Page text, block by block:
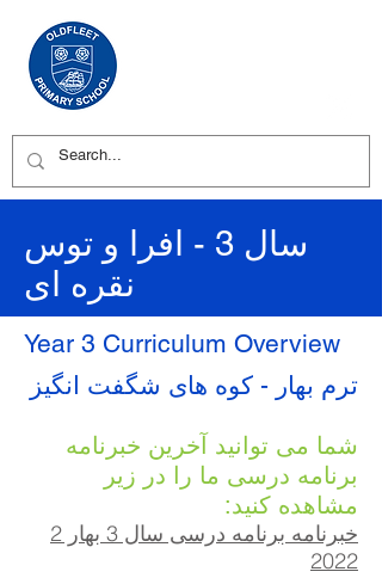
سال 3 - افرا و توس
نقره ای
Year 3 Curriculum Overview
ترم بهار - کوه های شگفت انگیز
شما می توانید آخرین خبرنامه
برنامه درسی ما را در زیر
مشاهده کنید:
خبرنامه برنامه درسی سال 3 بهار 2
2022